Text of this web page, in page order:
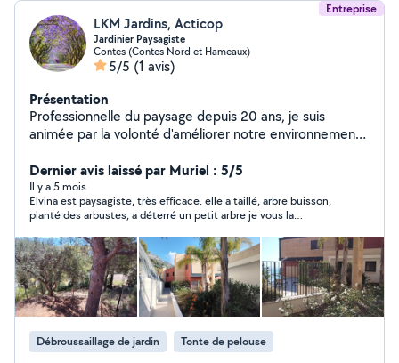
Entreprise
LKM Jardins, Acticop
Jardinier Paysagiste
Contes (Contes Nord et Hameaux)
5/5 (1 avis)
Présentation
Professionnelle du paysage depuis 20 ans, je suis
animée par la volonté d'améliorer notre environnement
durabilité et respect de la nature. Chaque intervention
est personnalisé en fonction des besoins et des envies
des clients. Je réalise tous travaux espaces verts et me
rends disponible rapidement. Pour les particuliers,
envoie de facture systématique pour le crédit d'impôt.
Dernier avis laissé par Muriel : 5/5
Il y a 5 mois
Elvina est paysagiste, très efficace. elle a taillé, arbre buisson,
planté des arbustes, a déterré un petit arbre je vous la
femme. Elle travaille rapidement, les prix sont honnêtes. Elle
est pleine de conseils. Elle reviendra chez moi c'est sûr. elle
accepte les chèques CESU et c'est donc déductible des
impôts Merci encore.
Débroussaillage de jardin Tonte de pelouse